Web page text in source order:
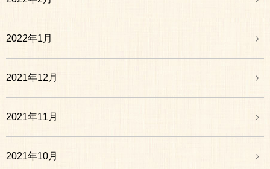
2022年1月
2021年12月
2021年11月
2021年10月